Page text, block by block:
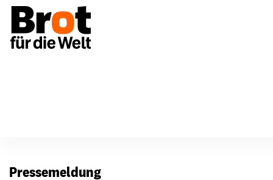
Pressemeldung